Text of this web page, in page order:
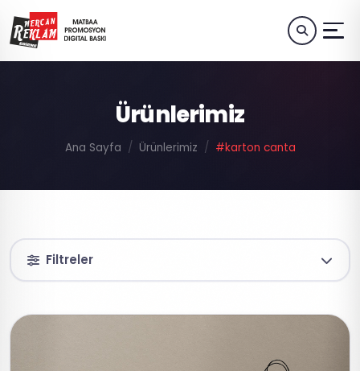
Ürünlerimiz
Ana Sayfa Ürünlerimiz #karton canta
Filtreler